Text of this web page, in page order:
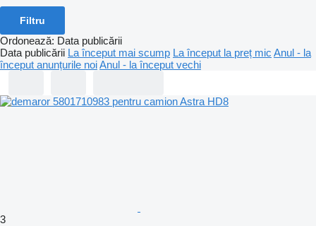
Filtru
Ordonează: Data publicării
Data publicării La început mai scump La început la preț mic Anul - la
început anunțurile noiAnul - la început vechi
3